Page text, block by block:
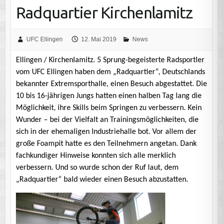
Radquartier Kirchenlamitz
UFC Ellingen 12. Mai 2019 News
Ellingen / Kirchenlamitz. 5 Sprung-begeisterte Radsportler
vom UFC Ellingen haben dem „Radquartier“, Deutschlands
bekannter Extremsporthalle, einen Besuch abgestattet. Die
10 bis 16-jährigen Jungs hatten einen halben Tag lang die
Möglichkeit, ihre Skills beim Springen zu verbessern. Kein
Wunder – bei der Vielfalt an Trainingsmöglichkeiten, die
sich in der ehemaligen Industriehalle bot. Vor allem der
große Foampit hatte es den Teilnehmern angetan. Dank
fachkundiger Hinweise konnten sich alle merklich
verbessern. Und so wurde schon der Ruf laut, dem
„Radquartier“ bald wieder einen Besuch abzustatten.